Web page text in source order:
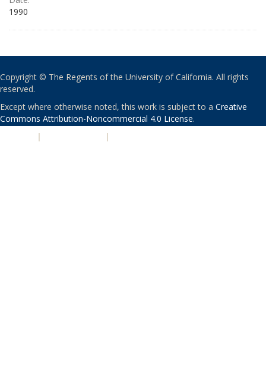
1990
Copyright © The Regents of the University of California. All rights
reserved.
Except where otherwise noted, this work is subject to a Creative
Commons Attribution-Noncommercial 4.0 License.
| |